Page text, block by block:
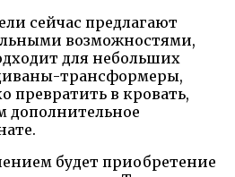
сейчас предлагают
возможностями,
для небольших
трансформеры,
превратить в кровать,
дополнительное
будет приобретение